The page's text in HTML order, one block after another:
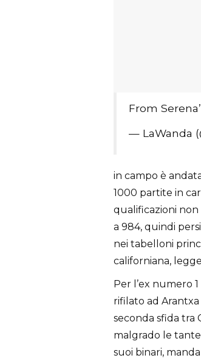
From
— LaWanda
in campo è
1000 partite in
qualificazioni non
a 984, quindi
nei tabelloni
californiana,
Per l’ex numero
rifilato ad
seconda sfida tra
malgrado le
suoi binari,